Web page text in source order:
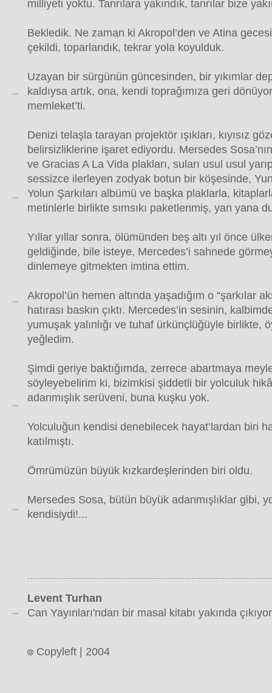
milliyeti yoktu. Tanrılara yakındık, tanrılar bize
Bekledik. Ne zaman ki Akropol’den ve Atina
çekildi, toparlandık, tekrar yola koyulduk.
Uzayan bir sürgünün güncesinden, bir yıkımlar
kaldıysa artık, ona, kendi toprağımıza geri
memleket’ti.
Denizi telaşla tarayan projektör ışıkları, kıyısız
belirsizliklerine işaret ediyordu. Mersedes
ve Gracias A La Vida plakları, suları usul usul
sessizce ilerleyen zodyak botun bir köşesinde,
Yolun Şarkıları albümü ve başka plaklarla,
metinlerle birlikte sımsıkı paketlenmiş, yan yana
Yıllar yıllar sonra, ölümünden beş altı yıl önce
geldiğinde, bile isteye, Mercedes’i sahnede
dinlemeye gitmekten imtina ettim.
Akropol’ün hemen altında yaşadığım o “şarkılar
hatırası baskın çıktı. Mercedes’in sesinin,
yumuşak yalınlığı ve tuhaf ürkünçlüğüyle birlikte,
yeğledim.
Şimdi geriye baktığımda, zerrece abartmaya
söyleyebelirim ki, bizimkisi şiddetli bir yolculuk
adanmışlık serüveni, buna kuşku yok.
Yolculuğun kendisi denebilecek hayat’lardan biri
katılmıştı.
Ömrümüzün büyük kızkardeşlerinden biri oldu.
Mersedes Sosa, bütün büyük adanmışlıklar gibi,
kendisiydi!...
Levent Turhan
Can Yayınları'ndan bir masal kitabı yakında
Copyleft | 2004